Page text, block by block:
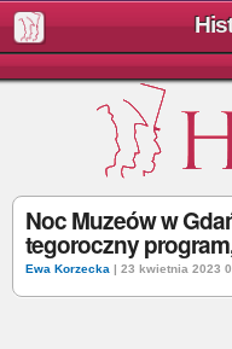
Noc Muzeów w
tegoroczny
Ewa Korzecka | 23 kwietnia 2023